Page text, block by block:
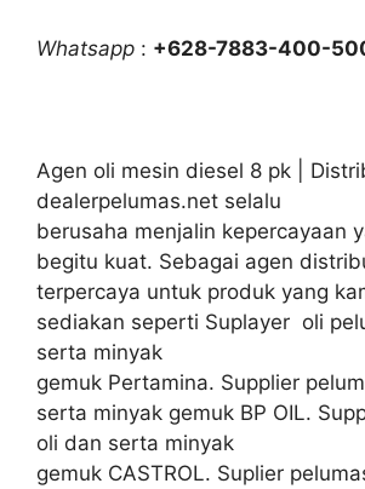
Whatsapp : +628-7883-400-
Agen oli mesin diesel 8 pk |
dealerpelumas.net selalu
berusaha menjalin kepercayaan
begitu kuat. Sebagai agen
terpercaya untuk produk yang
sediakan seperti Suplayer oli
serta minyak
gemuk Pertamina. Supplier
serta minyak gemuk BP OIL.
oli dan serta minyak
gemuk CASTROL. Suplier